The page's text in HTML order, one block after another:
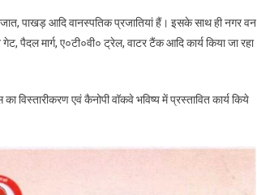
पाखड़ आदि वानस्पतिक प्रजातियां हैं। इसके साथ ही नगर वन
पैदल मार्ग, ए०टी०वी० ट्रेल, वाटर टैंक आदि कार्य किया जा रहा
विस्तारीकरण एवं कैनोपी वॉकवे भविष्य में प्रस्तावित कार्य किये